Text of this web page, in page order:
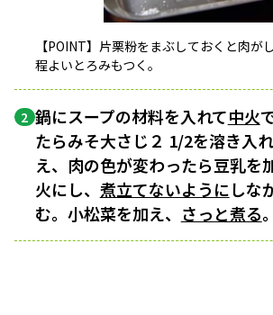
【POINT】片栗粉をまぶしておくと肉が
程よいとろみもつく。
2 鍋にスープの材料を入れて中火
たらみそ大さじ２ 1/2を溶き入
え、肉の色が変わったら豆乳を
火にし、 煮立てないようにしな
む。小松菜を加え、 さっと煮る。